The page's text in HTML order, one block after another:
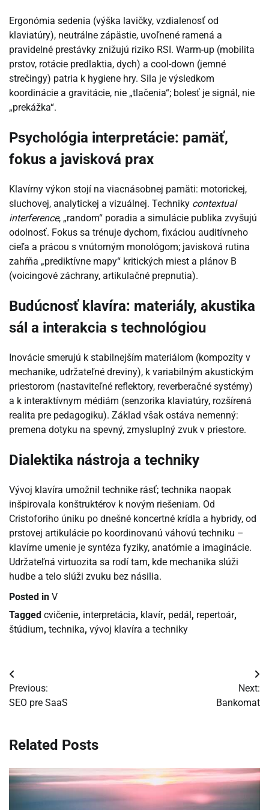
Ergonómia sedenia (výška lavičky, vzdialenosť od
klaviatúry), neutrálne zápästie, uvoľnené ramená a
pravidelné prestávky znižujú riziko RSI. Warm-up (mobilita
prstov, rotácie predlaktia, dych) a cool-down (jemné
strečingy) patria k hygiene hry. Sila je výsledkom
koordinácie a gravitácie, nie „tlačenia“; bolesť je signál, nie
„prekážka“.
Psychológia interpretácie: pamäť,
fokus a javisková prax
Klavírny výkon stojí na viacnásobnej pamäti: motorickej,
sluchovej, analytickej a vizuálnej. Techniky contextual
interference, „random“ poradia a simulácie publika zvyšujú
odolnosť. Fokus sa trénuje dychom, fixáciou auditívneho
cieľa a prácou s vnútorným monológom; javisková rutina
zahŕňa „prediktívne mapy“ kritických miest a plánov B
(voicingové záchrany, artikulačné prepnutia).
Budúcnosť klavíra: materiály, akustika
sál a interakcia s technológiou
Inovácie smerujú k stabilnejším materiálom (kompozity v
mechanike, udržateľné dreviny), k variabilným akustickým
priestorom (nastaviteľné reflektory, reverberačné systémy)
a k interaktívnym médiám (senzorika klaviatúry, rozšírená
realita pre pedagogiku). Základ však ostáva nemenný:
premena dotyku na spevný, zmysluplný zvuk v priestore.
Dialektika nástroja a techniky
Vývoj klavíra umožnil technike rásť; technika naopak
inšpirovala konštruktérov k novým riešeniam. Od
Cristoforiho úniku po dnešné koncertné krídla a hybridy, od
prstovej artikulácie po koordinovanú váhovú techniku –
klavírne umenie je syntéza fyziky, anatómie a imaginácie.
Udržateľná virtuozita sa rodí tam, kde mechanika slúži
hudbe a telo slúži zvuku bez násilia.
Posted in V
Tagged cvičenie, interpretácia, klavír, pedál, repertoár,
štúdium, technika, vývoj klavíra a techniky
Navigácia
v
Previous:
SEO pre SaaS
Next:
Bankomat
Related Posts